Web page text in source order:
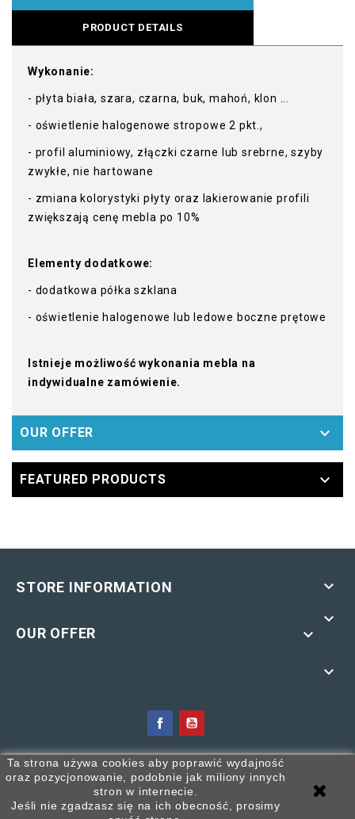
PRODUCT DETAILS
Wykonanie:
- płyta biała, szara, czarna, buk, mahoń, klon ...
- oświetlenie halogenowe stropowe 2 pkt.,
- profil aluminiowy, złączki czarne lub srebrne, szyby
zwykłe, nie hartowane
- zmiana kolorystyki płyty oraz lakierowanie profili
zwiększają cenę mebla po 10%
Elementy dodatkowe:
- dodatkowa półka szklana
- oświetlenie halogenowe lub ledowe boczne prętowe
Istnieje możliwość wykonania mebla na
indywidualne zamówienie.
OUR OFFER 
FEATURED PRODUCTS 
STORE INFORMATION


OUR OFFER


Ta strona używa cookies aby poprawić wydajność
oraz pozycjonowanie, podobnie jak miliony innych
stron w internecie.
Jeśli nie zgadzasz się na ich obecność, prosimy
COPYING OF THE MATERIALS CONTAINED ON THE SITE WITHOUT
THE AUTHOR'S PERMISSION - PROHIBITED!
© 2026 - Ecommerce software by PrestaShop™